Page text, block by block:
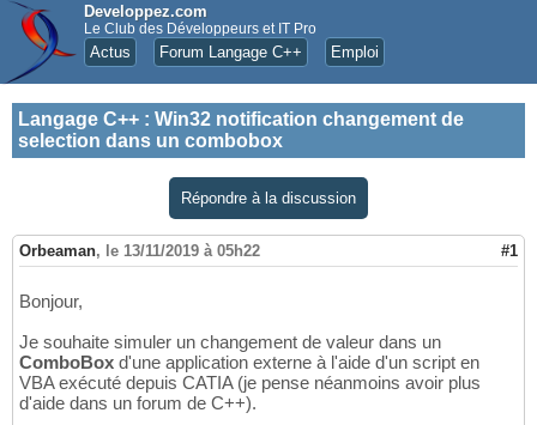
Developpez.com
Le Club des Développeurs et IT Pro
Actus Forum Langage C++ Emploi
Langage C++ : Win32 notification changement de
selection dans un combobox
Répondre à la discussion
Orbeaman, le 13/11/2019 à 05h22 #1
Bonjour,
Je souhaite simuler un changement de valeur dans un
ComboBox d'une application externe à l'aide d'un script en
VBA exécuté depuis CATIA (je pense néanmoins avoir plus
d'aide dans un forum de C++).